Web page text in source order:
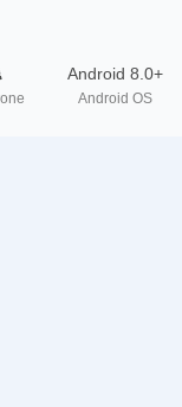
Android 8.0+
Android OS